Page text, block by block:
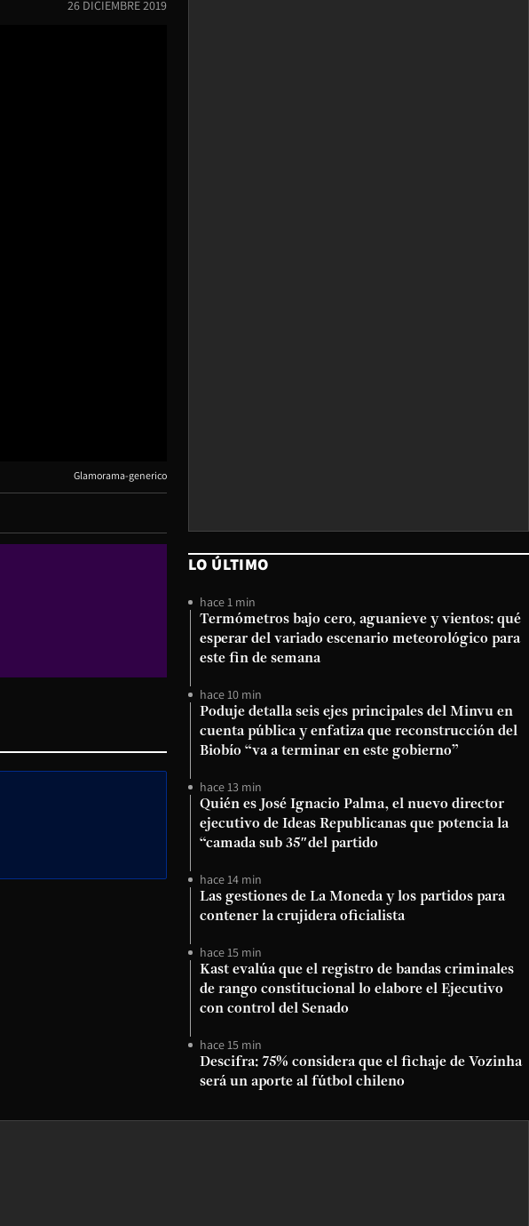
26 DICIEMBRE 2019
Glamorama-generico
LO ÚLTIMO
hace 1 min
Termómetros bajo cero, aguanieve y vientos: qué
esperar del variado escenario meteorológico para
este fin de semana
hace 10 min
Poduje detalla seis ejes principales del Minvu en
cuenta pública y enfatiza que reconstrucción del
Biobío “va a terminar en este gobierno”
hace 13 min
Quién es José Ignacio Palma, el nuevo director
ejecutivo de Ideas Republicanas que potencia la
“camada sub 35″del partido
hace 14 min
Las gestiones de La Moneda y los partidos para
contener la crujidera oficialista
hace 15 min
Kast evalúa que el registro de bandas criminales
de rango constitucional lo elabore el Ejecutivo
con control del Senado
hace 15 min
Descifra: 75% considera que el fichaje de Vozinha
será un aporte al fútbol chileno